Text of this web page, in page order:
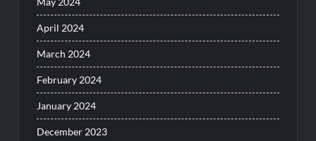
April 2024
March 2024
February 2024
January 2024
December 2023